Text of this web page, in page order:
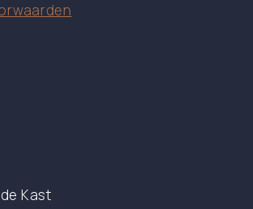
Kast